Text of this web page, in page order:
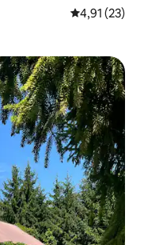
4,91 (23)